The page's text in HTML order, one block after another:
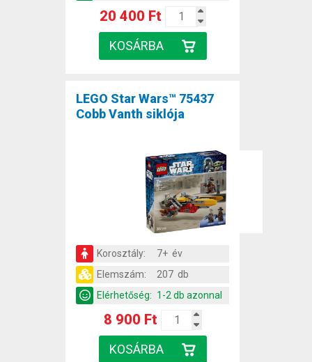
20 400 Ft
LEGO Star Wars™ 75437
Cobb Vanth siklója
Korosztály:
7+ év
Elemszám:
207 db
Elérhetőség: 1-2 db azonnal
8 900 Ft